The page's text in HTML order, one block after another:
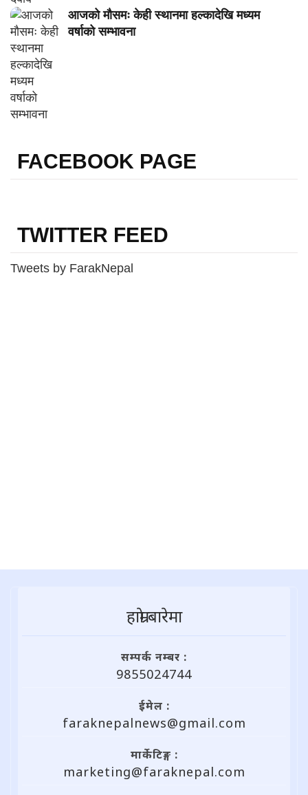
आजको मौसमः केही स्थानमा हल्कादेखि मध्यम
वर्षाको सम्भावना
FACEBOOK PAGE
TWITTER FEED
Tweets by FarakNepal
हाम्राे बारेमा
सम्पर्क नम्बर :
9855024744
ईमेल :
faraknepalnews@gmail.com
मार्केटिङ्ग :
marketing@faraknepal.com